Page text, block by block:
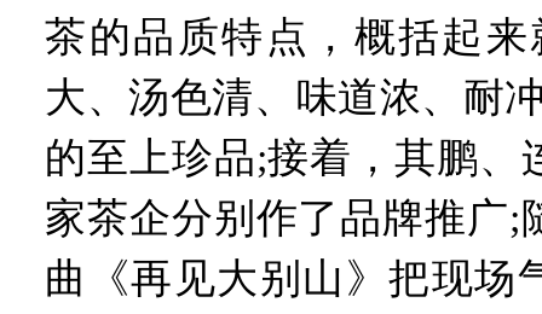
茶的品质特点，概括起来
大、汤色清、味道浓、耐
的至上珍品;接着，其鹏、
家茶企分别作了品牌推广;
曲《再见大别山》把现